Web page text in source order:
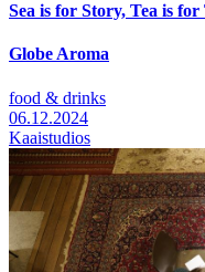
Sea is for Story, Tea is for
Globe Aroma
food & drinks
06.12.2024
Kaaistudios